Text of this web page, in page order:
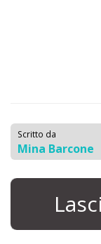
Scritto da
Mina Barcone